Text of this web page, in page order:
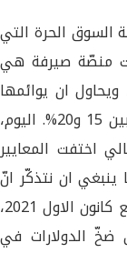
السوق الحرة التي
منصّة صيرفة هي
ان يوائمها
مع السعر الحقيقي، بانخفاض تتراوح نسبته بين 15 و20%. اليوم،
اختفت المعايير
ينبغي ان نتذكّر انّ
سعر الدولار وصل الى 38 الف ليرة، في مطلع كانون الاول 2021،
الدولارات في